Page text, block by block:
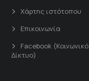
Χάρτης ιστότοπου
Επικοινωνία
Facebook (Κοινωνικό
Δίκτυο)